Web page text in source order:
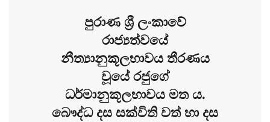
පුරාණ ශ්‍රී ලංකාවේ
රාජ්‍යත්වයේ
නීත්‍යානුකූලභාවය තීරණය
වූයේ රජුගේ
ධර්මානුකූලභාවය මත ය.
බෞද්ධ දස සක්විති වත් හා දස